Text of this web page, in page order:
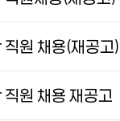
원 채용 재공고